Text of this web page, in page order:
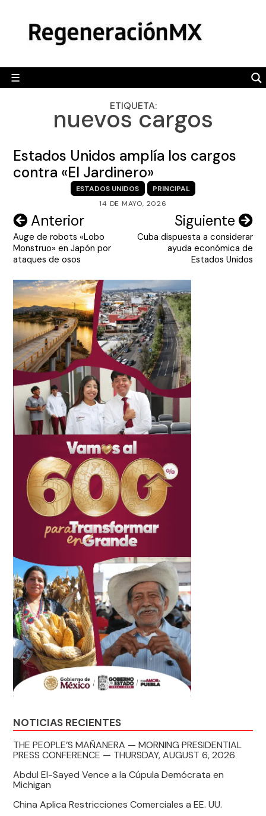
content
☰
POLÍTICA
CAMALEÓN
OPINIÓN
ENGLISH SECTION
VIDEOS
ETIQUETA:
nuevos cargos
Estados Unidos amplía los cargos
contra «El Jardinero»
ESTADOS UNIDOS
PRINCIPAL
14 DE MAYO, 2026
Navegación
de
entradas
Anterior
Auge de robots «Lobo
Monstruo» en Japón por
ataques de osos
Siguiente
Cuba dispuesta a considerar
ayuda económica de
Estados Unidos
NOTICIAS RECIENTES
THE PEOPLE’S MAÑANERA — MORNING PRESIDENTIAL
PRESS CONFERENCE — THURSDAY, AUGUST 6, 2026
Abdul El-Sayed Vence a la Cúpula Demócrata en
Michigan
China Aplica Restricciones Comerciales a EE. UU.